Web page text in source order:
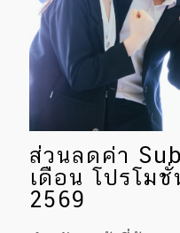
ส่วนลดค่า
เดือน โปรโม
2569